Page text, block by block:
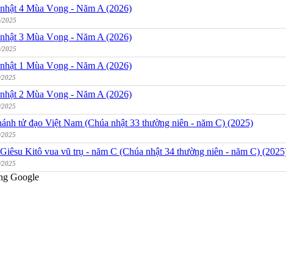
4 Mùa Vọng - Năm A (2026)
2025
3 Mùa Vọng - Năm A (2026)
2025
1 Mùa Vọng - Năm A (2026)
2 Mùa Vọng - Năm A (2026)
tử đạo Việt Nam (Chúa nhật 33 thường niên - năm C) (2025)
2025
Kitô vua vũ trụ - năm C (Chúa nhật 34 thường niên - năm C)
2025
Google